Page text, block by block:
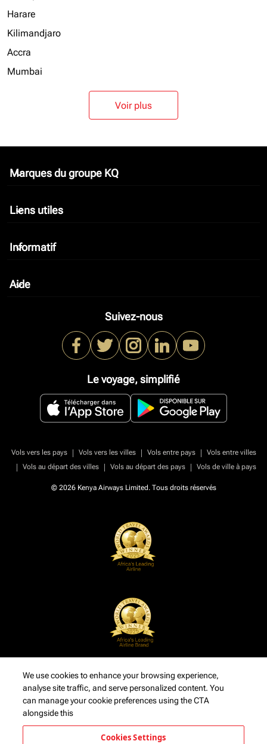
Harare
Kilimandjaro
Accra
Mumbai
Voir plus
Marques du groupe KQ
keyboard_arrow_down
Liens utiles
keyboard_arrow_down
Informatif
keyboard_arrow_down
Aide
keyboard_arrow_down
Suivez-nous
Le voyage, simplifié
Vols vers les pays | Vols vers les villes | Vols entre pays |
Vols entre villes
|
Vols au départ des villes | Vols au départ des pays | Vols de ville à pays
© 2026 Kenya Airways Limited. Tous droits réservés
We use cookies to enhance your browsing experience,
analyse site traffic, and serve personalized content. You
can manage your cookie preferences using the CTA
alongside this
Cookies Settings